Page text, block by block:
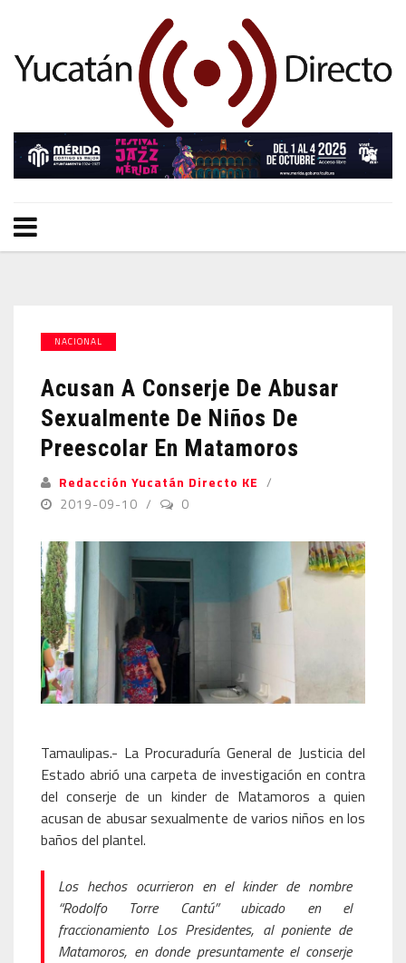
NACIONAL
Acusan A Conserje De Abusar
Sexualmente De Niños De
Preescolar En Matamoros
Redacción Yucatán Directo KE
2019-09-10
0
Tamaulipas.- La Procuraduría General de Justicia del
Estado abrió una carpeta de investigación en contra
del conserje de un kinder de Matamoros a quien
acusan de abusar sexualmente de varios niños en los
baños del plantel.
Los hechos ocurrieron en el kinder de nombre
“Rodolfo Torre Cantú” ubicado en el
fraccionamiento Los Presidentes, al poniente de
Matamoros, en donde presuntamente el conserje